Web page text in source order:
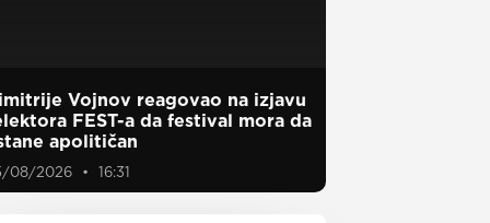
Vojnov reagovao na izjavu
FEST-a da festival mora da
apolitičan
08/2026 16:31